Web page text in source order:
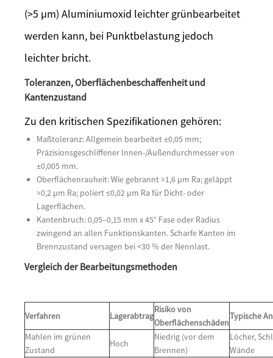
(>5 µm) Aluminiumoxid leichter grünbearbeitet
werden kann, bei Punktbelastung jedoch
leichter bricht.
Toleranzen, Oberflächenbeschaffenheit und
Kantenzustand
Zu den kritischen Spezifikationen gehören:
Maßtoleranz: Allgemein bearbeitet ±0,05 mm;
Präzisionsgeschliffener Innen-/Außendurchmesser von
±0,005 mm.
Oberflächenrauheit: Wie gebrannt ≈1,6 µm Ra; geläppt
≈0,2 µm Ra; poliert ≤0,02 µm Ra für Dicht- oder
Lagerflächen.
Kantenbruch: 0,05–0,15 mm x 45° Fase oder Radius
zwingend an allen Funktionskanten. Scharfe Kanten im
Brennzustand versagen bei <30 % der Nennlast.
Vergleich der Bearbeitungsmethoden
Verfahren Lagerabtrag
Risiko von
Oberflächenschäden
Typische
Mahlen im grünen
Zustand
Hoch
Niedrig (vor dem
Brennen)
Löcher,
Wände